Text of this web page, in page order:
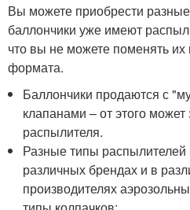
Вы можете приобрести
баллончики уже имеют
что вы не можете поменять их
формата.
Баллончики продаются с
клапанами – от этого может
распылителя.
Разные типы распылителей
различных брендах и в
производителях